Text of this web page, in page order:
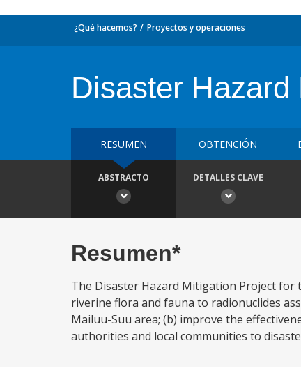
¿Qué hacemos? Proyectos y operaciones
Disaster
RESUMEN OBTENCIÓN
ABSTRACTO DETALLES CLAVE
Resumen*
The Disaster Hazard Mitigation Project for
riverine flora and fauna to radionuclides
Mailuu-Suu area; (b) improve the
authorities and local communities to